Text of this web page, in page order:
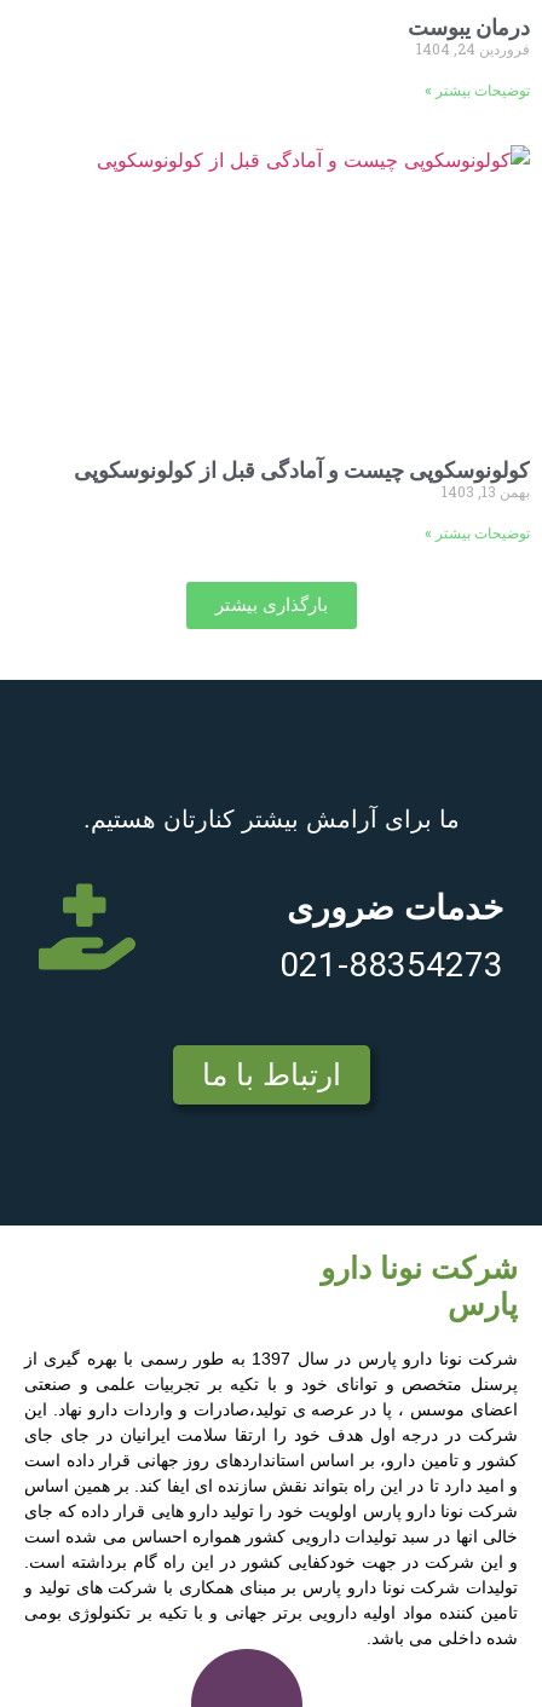
درمان یبوست
فروردین 24, 1404
توضیحات بیشتر »
کولونوسکوپی چیست و آمادگی قبل از کولونوسکوپی
بهمن 13, 1403
توضیحات بیشتر »
بارگذاری بیشتر
ما برای آرامش بیشتر کنارتان هستیم.
خدمات ضروری
021-88354273
ارتباط با ما
شرکت نونا دارو
پارس
شرکت نونا دارو پارس در سال 1397 به طور رسمی با بهره گیری از
پرسنل متخصص و توانای خود و با تکیه بر تجربیات علمی و صنعتی
اعضای موسس ، پا در عرصه ی تولید،صادرات و واردات دارو نهاد. این
شرکت در درجه اول هدف خود را ارتقا سلامت ایرانیان در جای جای
کشور و تامین دارو، بر اساس استانداردهای روز جهانی قرار داده است
و امید دارد تا در این راه بتواند نقش سازنده ای ایفا کند. بر همین اساس
شرکت نونا دارو پارس اولویت خود را تولید دارو هایی قرار داده که جای
خالی انها در سبد تولیدات دارویی کشور همواره احساس می شده است
و این شرکت در جهت خودکفایی کشور در این راه گام برداشته است.
تولیدات شرکت نونا دارو پارس بر مبنای همکاری با شرکت های تولید و
تامین کننده مواد اولیه دارویی برتر جهانی و با تکیه بر تکنولوژی بومی
شده داخلی می باشد.